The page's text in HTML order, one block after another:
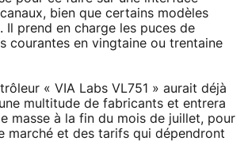
bien que certains modèles
Il prend en charge les puces de
courantes en vingtaine ou trentaine
« VIA Labs VL751 » aurait déjà
multitude de fabricants et entrera
masse à la fin du mois de juillet, pour
marché et des tarifs qui dépendront